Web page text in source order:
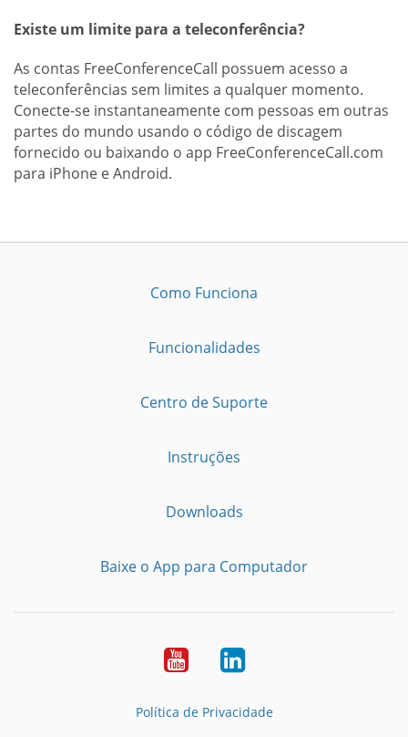
Existe um limite para a teleconferência?
As contas FreeConferenceCall possuem acesso a
teleconferências sem limites a qualquer momento.
Conecte-se instantaneamente com pessoas em outras
partes do mundo usando o código de discagem
fornecido ou baixando o app FreeConferenceCall.com
para iPhone e Android.
Como Funciona
Funcionalidades
Centro de Suporte
Instruções
Downloads
Baixe o App para Computador
YoutubeLinkedIn
Política de Privacidade